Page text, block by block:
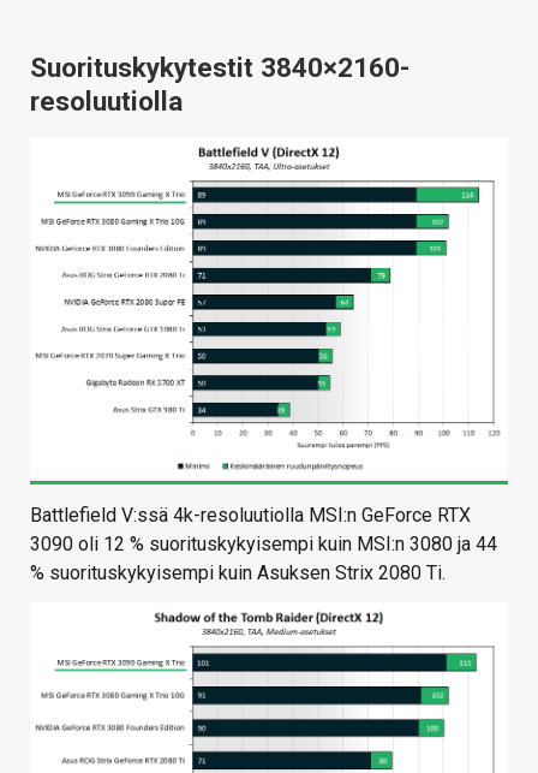
Suorituskykytestit 3840×2160-
resoluutiolla
Battlefield V:ssä 4k-resoluutiolla MSI:n GeForce RTX
3090 oli 12 % suorituskykyisempi kuin MSI:n 3080 ja 44
% suorituskykyisempi kuin Asuksen Strix 2080 Ti.